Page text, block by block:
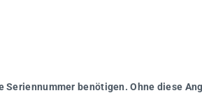
benötigen. Ohne diese